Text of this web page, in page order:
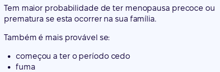
Tem maior probabilidade de ter menopausa precoce ou
prematura se esta ocorrer na sua família.
Também é mais provável se:
começou a ter o período cedo
fuma